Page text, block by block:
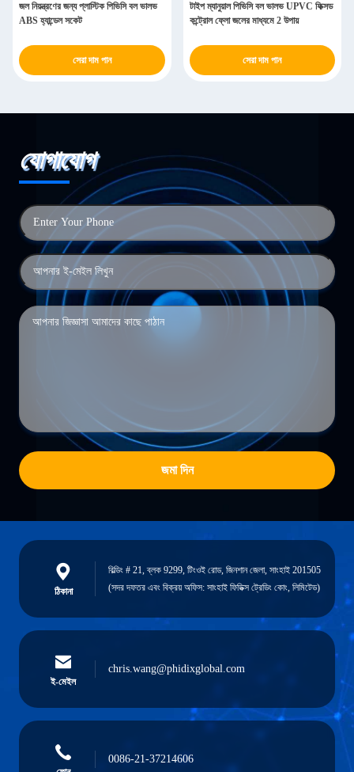
জল নিয়ন্ত্রণের জন্য প্লাস্টিক পিভিসি বল ভালভ
ABS হ্যান্ডেল সকেট
সেরা দাম পান
টাইপ ম্যানুয়াল পিভিসি বল ভালভ UPVC ফিক্সড
কন্ট্রোল ফ্লো জলের মাধ্যমে 2 উপায়
সেরা দাম পান
যোগাযোগ
জমা দিন
ঠিকানা
বিল্ডিং # 21, ব্লক 9299, টিংওই রোড, জিনশান জেলা, সাংহাই 201505
(সদর দফতর এবং বিক্রয় অফিস: সাংহাই ফিডিক্স ট্রেডিং কোং, লিমিটেড)
ই-মেইল
chris.wang@phidixglobal.com
0086-21-37214606